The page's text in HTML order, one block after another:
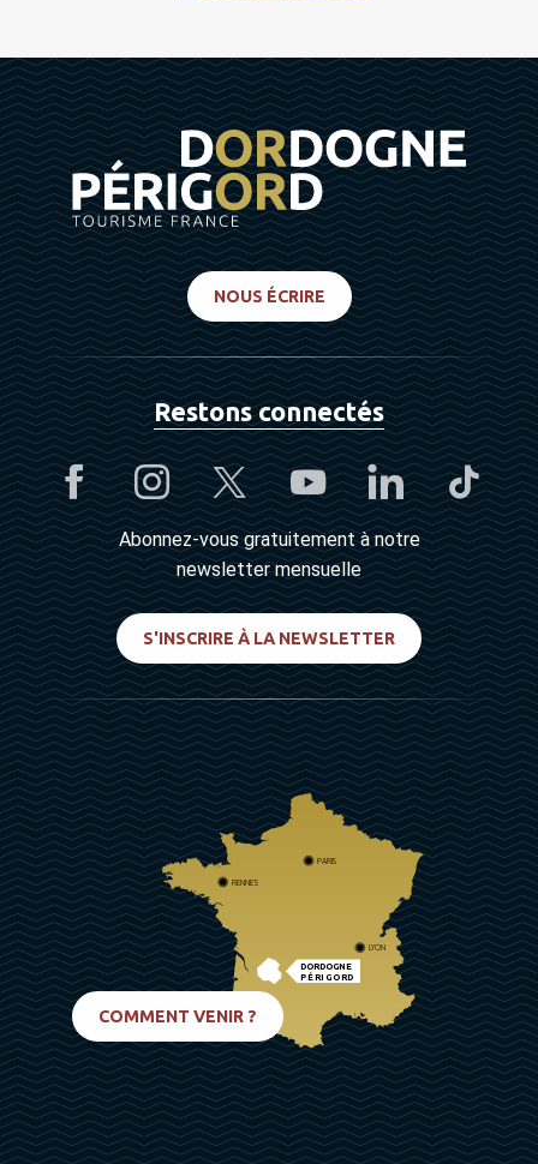
NOUS ÉCRIRE
Restons connectés
Abonnez-vous gratuitement à notre
newsletter mensuelle
S'INSCRIRE À LA NEWSLETTER
DORDOGNE
PÉRIGORD
PARIS
RENNES
LYON
COMMENT VENIR ?